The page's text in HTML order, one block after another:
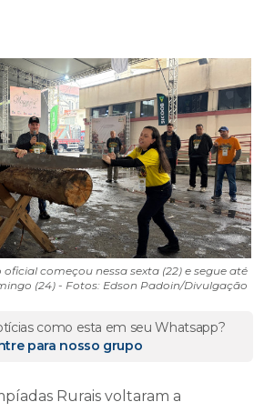
começou nessa sexta (22) e segue até
(24) - Fotos: Edson Padoin/Divulgação
como esta em seu Whatsapp?
para nosso grupo
Rurais voltaram a